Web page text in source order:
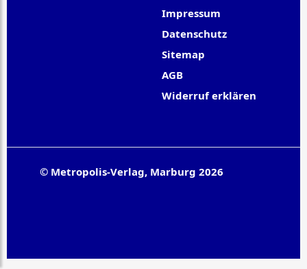
Impressum
Datenschutz
Sitemap
AGB
Widerruf erklären
© Metropolis-Verlag, Marburg 2026